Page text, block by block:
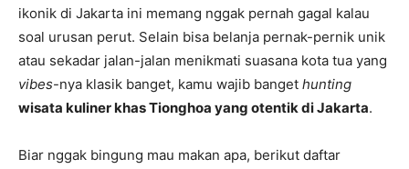
ikonik di Jakarta ini memang nggak pernah gagal kalau
soal urusan perut. Selain bisa belanja pernak-pernik unik
atau sekadar jalan-jalan menikmati suasana kota tua yang
vibes-nya klasik banget, kamu wajib banget hunting
wisata kuliner khas Tionghoa yang otentik di Jakarta.
Biar nggak bingung mau makan apa, berikut daftar